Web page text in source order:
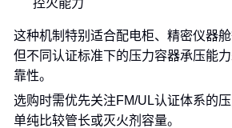
控火能力
这种机制特别适合配电柜、精密仪器舱
但不同认证标准下的压力容器承压能
靠性。
选购时需优先关注FM/UL认证体系的
单纯比较管长或灭火剂容量。